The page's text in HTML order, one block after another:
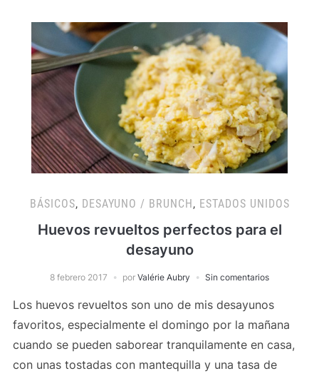
BÁSICOS, DESAYUNO / BRUNCH, ESTADOS UNIDOS
Huevos revueltos perfectos para el
desayuno
8 febrero 2017 por Valérie Aubry Sin comentarios
Los huevos revueltos son uno de mis desayunos
favoritos, especialmente el domingo por la mañana
cuando se pueden saborear tranquilamente en casa,
con unas tostadas con mantequilla y una tasa de